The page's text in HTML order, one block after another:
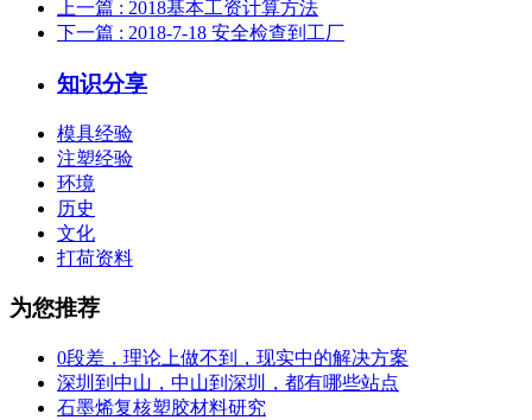
上一篇 : 2018基本工资计算方法
下一篇 : 2018-7-18 安全检查到工厂
知识分享
模具经验
注塑经验
环境
历史
文化
打荷资料
为您推荐
0段差，理论上做不到，现实中的解决方案
深圳到中山，中山到深圳，都有哪些站点
石墨烯复核塑胶材料研究